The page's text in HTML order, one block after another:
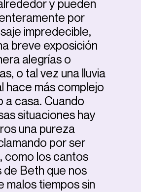
y pueden
por
impredecible,
breve exposición
alegrías o
o tal vez una lluvia
hace más complejo
a casa. Cuando
situaciones hay
una pureza
por ser
como los cantos
de Beth que nos
malos tiempos sin